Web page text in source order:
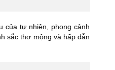
của tự nhiên, phong cảnh
sắc thơ mộng và hấp dẫn